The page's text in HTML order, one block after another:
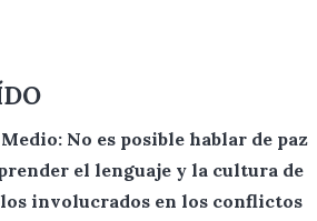
No es posible hablar de paz
el lenguaje y la cultura de
involucrados en los conflictos